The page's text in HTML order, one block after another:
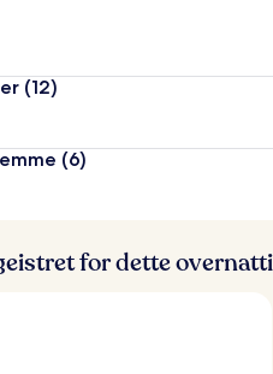
(12)
(6)
for dette